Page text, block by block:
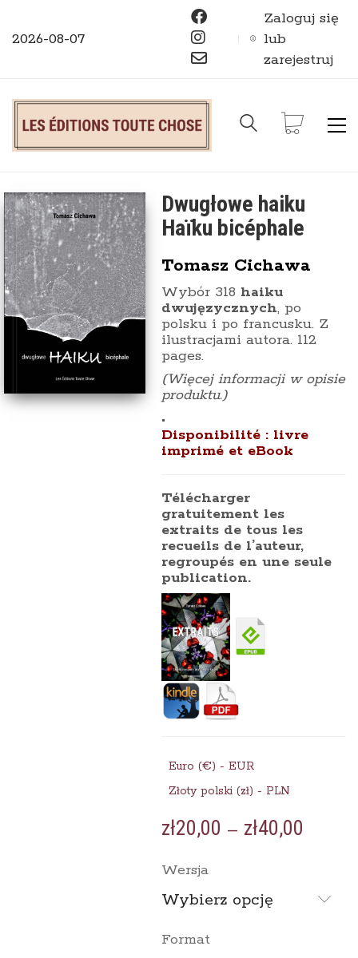
2026-08-07
Zaloguj się
lub
zarejestruj
Dwugłowe haiku
Haïku bicéphale
Tomasz Cichawa
Wybór 318 haiku
dwujęzycznych, po
polsku i po francusku. Z
ilustracjami autora. 112
pages.
(Więcej informacji w opisie
produktu.)
•
Disponibilité :livre
imprimé et eBook
Télécharger
gratuitement les
extraits de tous les
recueils de l’auteur,
regroupés en une seule
publication.
Euro (€) - EUR
Złoty polski (zł) - PLN
zł20,00 – zł40,00
do
Wersja
Wybierz opcję
Format